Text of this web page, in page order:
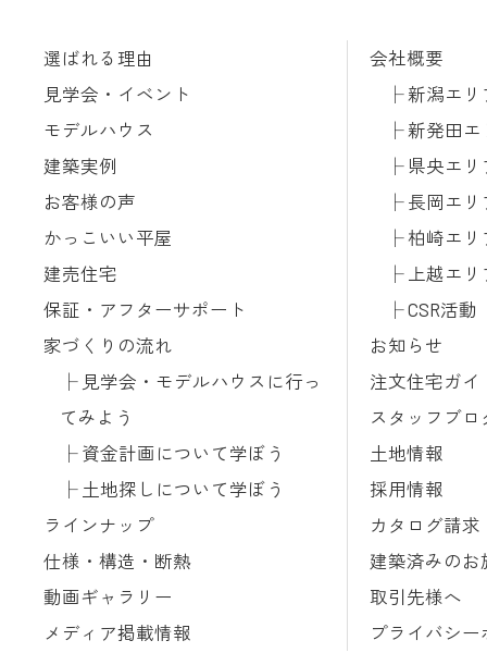
選ばれる理由
見学会・イベント
モデルハウス
建築実例
お客様の声
かっこいい平屋
建売住宅
保証・アフターサポート
家づくりの流れ
見学会・モデルハウスに行っ
てみよう
資金計画について学ぼう
土地探しについて学ぼう
ラインナップ
仕様・構造・断熱
動画ギャラリー
メディア掲載情報
会社概要
新潟エリ
新発田エ
県央エリ
長岡エリ
柏崎エリ
上越エリ
CSR活動
お知らせ
注文住宅ガイ
スタッフブロ
土地情報
採用情報
カタログ請求
建築済みのお
取引先様へ
プライバシー